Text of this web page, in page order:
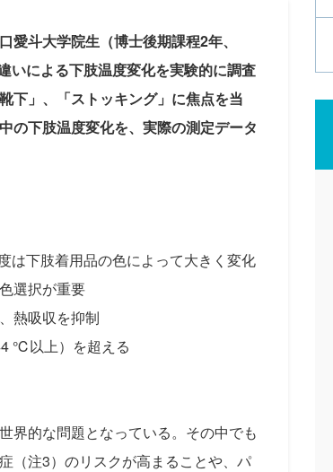
斗大学院生（博士後期課程2年、
いによる下肢温度変化を実験的に調査
下」、「ストッキング」に焦点を当
の下肢温度変化を、実際の測定データ
は下肢着用品の色によって大きく変化
選択が重要
熱吸収を抑制
℃以上）を超える
界的な問題となっている。その中でも
（注3）のリスクが高まることや、パ